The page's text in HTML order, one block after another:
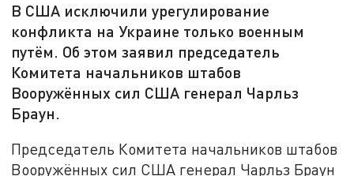
В США исключили урегулирование
конфликта на Украине только военным
путём. Об этом заявил председатель
Комитета начальников штабов
Вооружённых сил США генерал Чарльз
Браун.
Председатель Комитета начальников штабов
Вооружённых сил США генерал Чарльз Браун